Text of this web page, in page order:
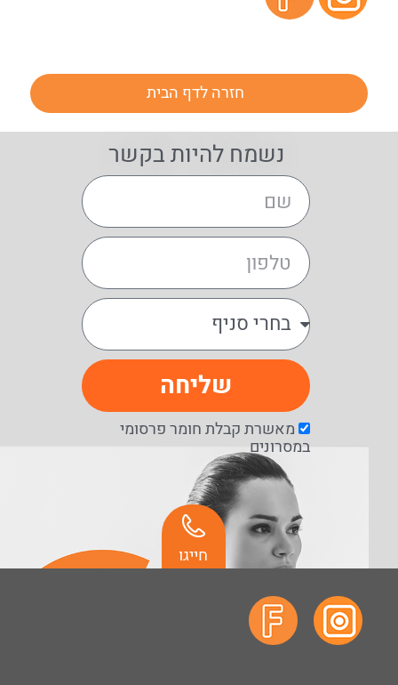
חזרה לדף הבית
נשמח להיות בקשר
מאשרת קבלת חומר פרסומי
במסרונים
שליחה
חייגו